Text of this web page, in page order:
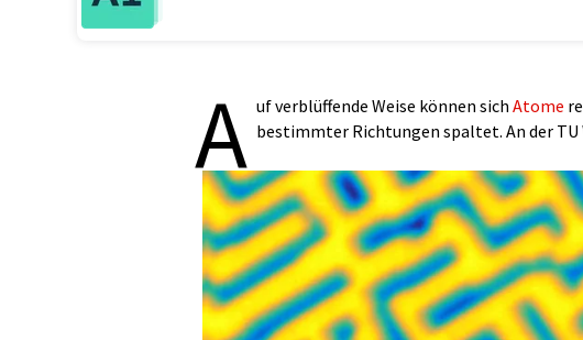
A uf verblüffende Weise können sich Atome
bestimmter Richtungen spaltet. An der